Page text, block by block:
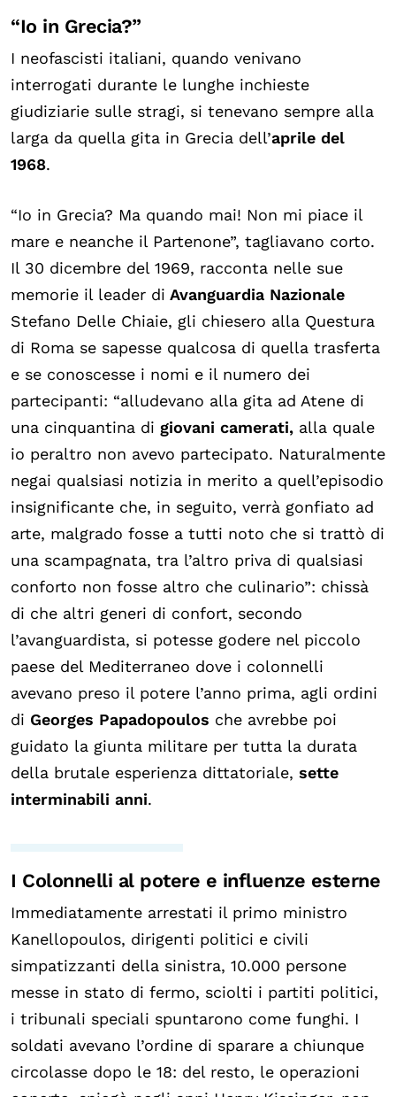
“Io in Grecia?”
I neofascisti italiani, quando venivano
interrogati durante le lunghe inchieste
giudiziarie sulle stragi, si tenevano sempre alla
larga da quella gita in Grecia dell’aprile del
1968.
“Io in Grecia? Ma quando mai! Non mi piace il
mare e neanche il Partenone”, tagliavano corto.
Il 30 dicembre del 1969, racconta nelle sue
memorie il leader di Avanguardia Nazionale
Stefano Delle Chiaie, gli chiesero alla Questura
di Roma se sapesse qualcosa di quella trasferta
e se conoscesse i nomi e il numero dei
partecipanti: “alludevano alla gita ad Atene di
una cinquantina di giovani camerati, alla quale
io peraltro non avevo partecipato. Naturalmente
negai qualsiasi notizia in merito a quell’episodio
insignificante che, in seguito, verrà gonfiato ad
arte, malgrado fosse a tutti noto che si trattò di
una scampagnata, tra l’altro priva di qualsiasi
conforto non fosse altro che culinario”: chissà
di che altri generi di confort, secondo
l’avanguardista, si potesse godere nel piccolo
paese del Mediterraneo dove i colonnelli
avevano preso il potere l’anno prima, agli ordini
di Georges Papadopoulos che avrebbe poi
guidato la giunta militare per tutta la durata
della brutale esperienza dittatoriale, sette
interminabili anni.
I Colonnelli al potere e influenze esterne
Immediatamente arrestati il primo ministro
Kanellopoulos, dirigenti politici e civili
simpatizzanti della sinistra, 10.000 persone
messe in stato di fermo, sciolti i partiti politici,
i tribunali speciali spuntarono come funghi. I
soldati avevano l’ordine di sparare a chiunque
circolasse dopo le 18: del resto, le operazioni